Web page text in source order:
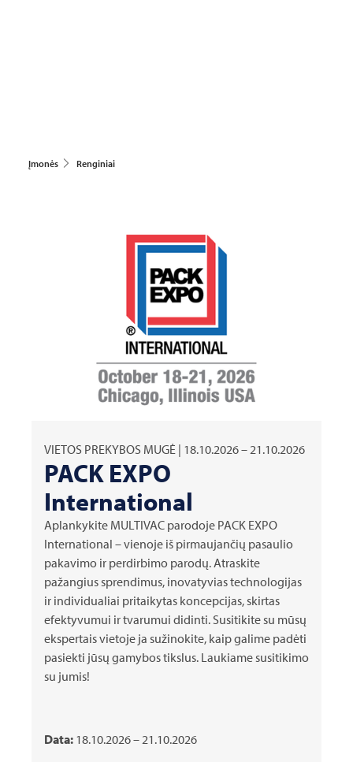
Įmonės Renginiai
VIETOS PREKYBOS MUGĖ | 18.10.2026 – 21.10.2026
PACK EXPO
International
Aplankykite MULTIVAC parodoje PACK EXPO
International – vienoje iš pirmaujančių pasaulio
pakavimo ir perdirbimo parodų. Atraskite
pažangius sprendimus, inovatyvias technologijas
ir individualiai pritaikytas koncepcijas, skirtas
efektyvumui ir tvarumui didinti. Susitikite su mūsų
ekspertais vietoje ja sužinokite, kaip galime padėti
pasiekti jūsų gamybos tikslus. Laukiame susitikimo
su jumis!
Data: 18.10.2026 – 21.10.2026